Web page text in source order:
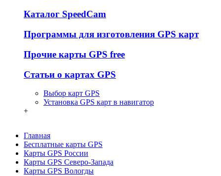
Каталог SpeedCam
Программы для изготовления GPS карт
Прочие карты GPS free
Статьи о картах GPS
Выбор карт GPS
Установка GPS карт в навигатор
+
Главная
Бесплатные карты GPS
Карты GPS России
Карты GPS Северо-Запада
Карты GPS Вологды